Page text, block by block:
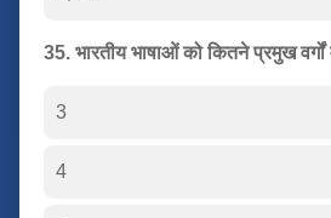
35. भारतीय भाषाओं को कितने प्रमुख वर्गों
3
4